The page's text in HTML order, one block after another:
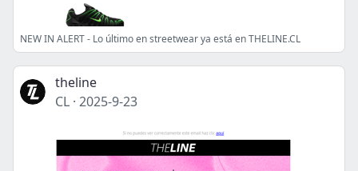
NEW IN ALERT - Lo último en streetwear ya está en THELINE.CL
theline
CL · 2025-9-23